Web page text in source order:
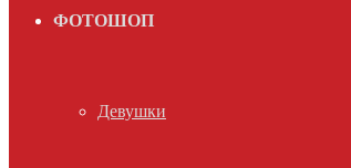
ФОТОШОП
Девушки